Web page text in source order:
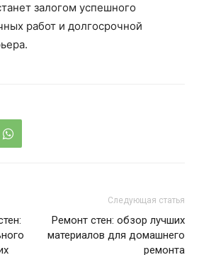
залогом успешного
работ и долгосрочной
Следующая статья
Ремонт стен: обзор лучших
материалов для домашнего
ремонта